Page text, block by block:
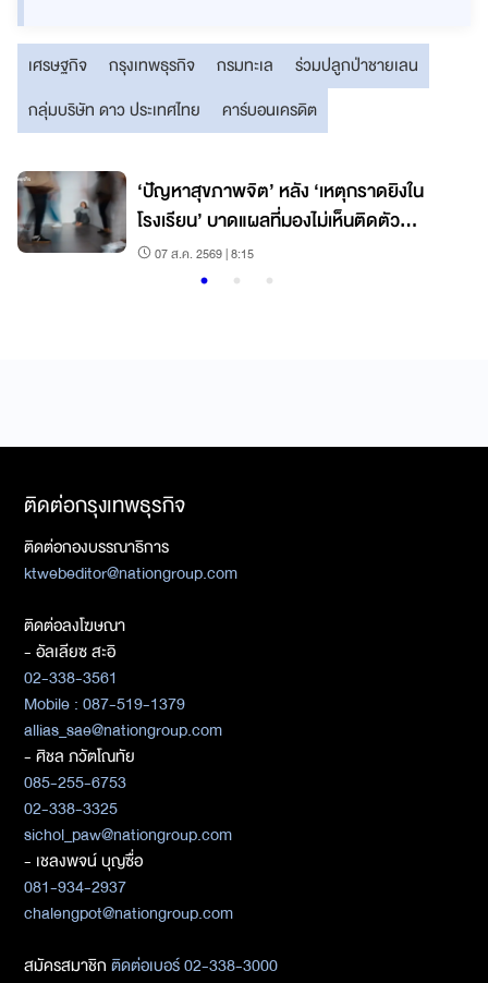
เศรษฐกิจ กรุงเทพธุรกิจ กรมทะเล
ร่วมปลูกป่าชายเลน
กลุ่มบริษัท ดาว ประเทศไทย
คาร์บอนเครดิต
‘ปัญหาสุขภาพจิต’ หลัง ‘เหตุกราดยิงใน
โรงเรียน’ บาดแผลที่มองไม่เห็นติดตัว
‘เหยื่อ’ ตลอดชีวิต
07 ส.ค. 2569 | 8:15
ติดต่อกรุงเทพธุรกิจ
ติดต่อกองบรรณาธิการ
ktwebeditor@nationgroup.com
ติดต่อลงโฆษณา
- อัลเลียซ สะอิ
02-338-3561
Mobile : 087-519-1379
allias_sae@nationgroup.com
- ศิชล ภวัตโณทัย
085-255-6753
02-338-3325
sichol_paw@nationgroup.com
- เชลงพจน์ บุญซื่อ
081-934-2937
chalengpot@nationgroup.com
สมัครสมาชิกติดต่อเบอร์ 02-338-3000